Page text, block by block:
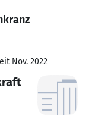
Nov. 2022